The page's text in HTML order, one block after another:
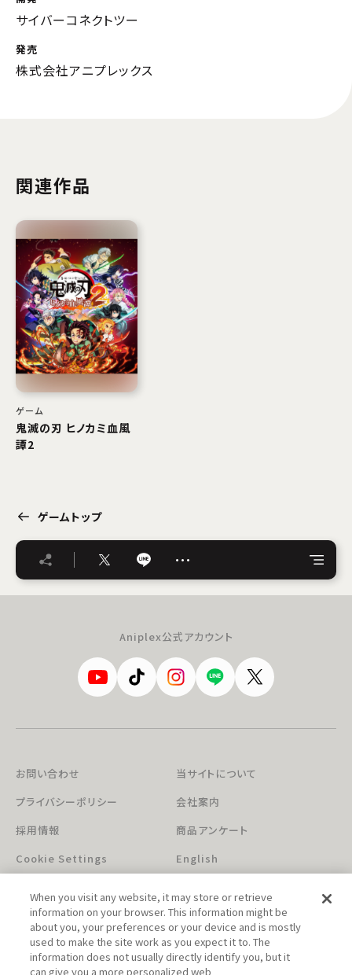
サイバーコネクトツー
発売
株式会社アニプレックス
関連作品
ゲーム
鬼滅の刃 ヒノカミ血風
譚2
ゲームトップ
…
Aniplex公式アカウント
お問い合わせ
当サイトについて
プライバシーポリシー
会社案内
採用情報
商品アンケート
Cookie Settings
English
When you visit any website, it may store or retrieve
information on your browser. This information might be
about you, your preferences or your device and is mostly
used to make the site work as you expect it to. The
information does not usually directly identify you, but it
can give you a more personalized web